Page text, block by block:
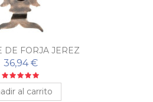
DE FORJA JEREZ
36,94 €
al carrito